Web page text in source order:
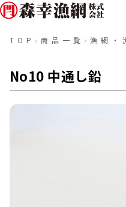
事業内容
実績・取組み
TOP › 商品一覧 › 漁網・
No10 中通し鉛